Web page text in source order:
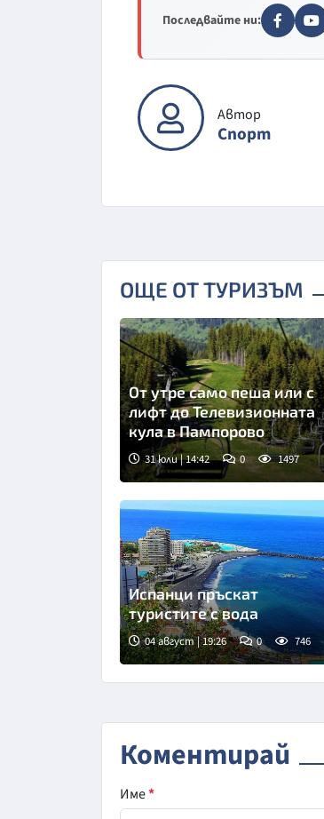
Последвайте ни:
Автор
Спорт
ОЩЕ ОТ ТУРИЗЪМ
От утре само пеша или с
лифт до Телевизионната
кула в Пампорово
31 юли | 14:42 0 1497
Испанци пръскат
туристите с вода
04 август | 19:26 0 746
Коментирай
Име*